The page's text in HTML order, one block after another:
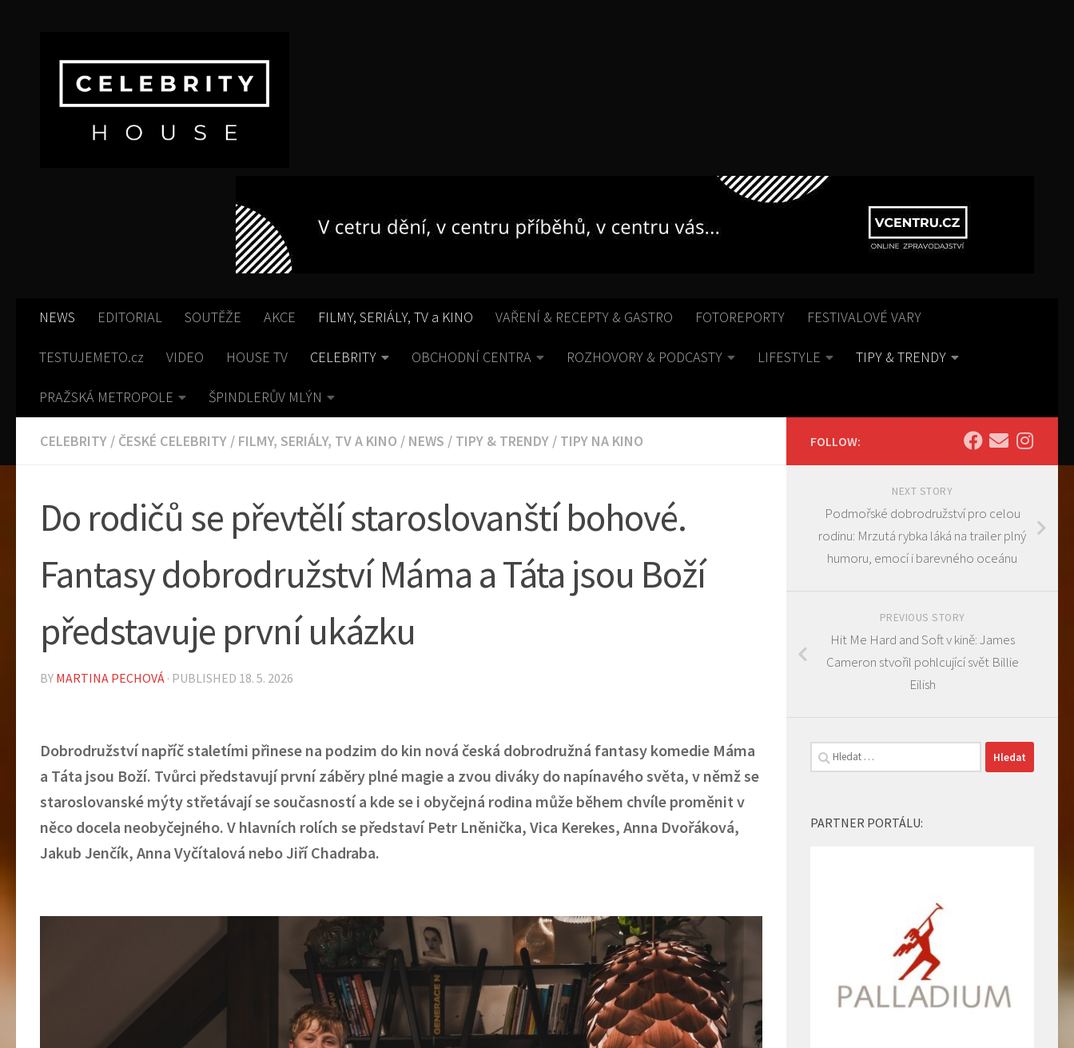
NEWS EDITORIAL SOUTĚŽE AKCE FILMY, SERIÁLY, TV a KINO VAŘENÍ & RECEPTY & GASTRO FOTOREPORTY FESTIVALOVÉ VARY
TESTUJEMETO.cz VIDEO HOUSE TV CELEBRITY OBCHODNÍ CENTRA ROZHOVORY & PODCASTY LIFESTYLE TIPY & TRENDY
PRAŽSKÁ METROPOLE ŠPINDLERŮV MLÝN
CELEBRITY / ČESKÉ CELEBRITY / FILMY, SERIÁLY, TV A KINO / NEWS / TIPY & TRENDY / TIPY NA KINO
Do rodičů se převtělí staroslovanští bohové.
Fantasy dobrodružství Máma a Táta jsou Boží
představuje první ukázku
BY MARTINA PECHOVÁ · PUBLISHED 18. 5. 2026
Dobrodružství napříč staletími přinese na podzim do kin nová česká dobrodružná fantasy komedie Máma
a Táta jsou Boží. Tvůrci představují první záběry plné magie a zvou diváky do napínavého světa, v němž se
staroslovanské mýty střetávají se současností a kde se i obyčejná rodina může během chvíle proměnit v
něco docela neobyčejného. V hlavních rolích se představí Petr Lněnička, Vica Kerekes, Anna Dvořáková,
Jakub Jenčík, Anna Vyčítalová nebo Jiří Chadraba.
FOLLOW:
NEXT STORY
Podmořské dobrodružství pro celou
rodinu: Mrzutá rybka láká na trailer plný
humoru, emocí i barevného oceánu
PREVIOUS STORY
Hit Me Hard and Soft v kině: James
Cameron stvořil pohlcující svět Billie
Eilish
Vyhledávání
PARTNER PORTÁLU: